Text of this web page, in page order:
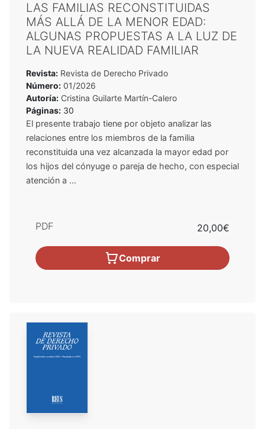
LAS FAMILIAS RECONSTITUIDAS
MÁS ALLÁ DE LA MENOR EDAD:
ALGUNAS PROPUESTAS A LA LUZ DE
LA NUEVA REALIDAD FAMILIAR
Revista: Revista de Derecho Privado
Número: 01/2026
Autoría: Cristina Guilarte Martín-Calero
Páginas: 30
El presente trabajo tiene por objeto analizar las
relaciones entre los miembros de la familia
reconstituida una vez alcanzada la mayor edad por
los hijos del cónyuge o pareja de hecho, con especial
atención a ...
PDF 20,00€
Comprar